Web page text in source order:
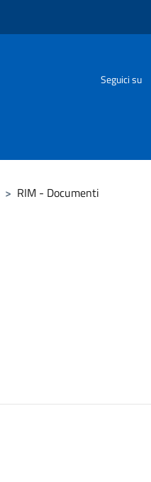
Seguici su
> RIM - Documenti